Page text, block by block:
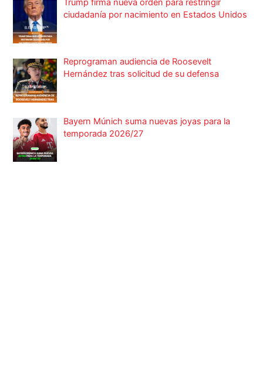
Trump firma nueva orden para restringir
ciudadanía por nacimiento en Estados Unidos
Reprograman audiencia de Roosevelt
Hernández tras solicitud de su defensa
Bayern Múnich suma nuevas joyas para la
temporada 2026/27